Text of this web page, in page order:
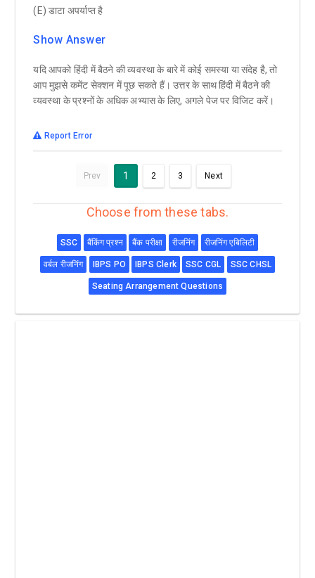
(E) डाटा अपर्याप्त है
Show Answer
यदि आपको हिंदी में बैठने की व्यवस्था के बारे में कोई समस्या या संदेह है, तो
आप मुझसे कमेंट सेक्शन में पूछ सकते हैं। उत्तर के साथ हिंदी में बैठने की
व्यवस्था के प्रश्नों के अधिक अभ्यास के लिए, अगले पेज पर विजिट करें।
Report Error
Prev 1 2 3 Next
Choose from these tabs.
SSC बैंकिंग प्रश्न बैंक परीक्षा रीजनिंग रीजनिंग एबिलिटी
वर्बल रीजनिंग IBPS PO IBPS Clerk SSC CGL SSC CHSL
Seating Arrangement Questions